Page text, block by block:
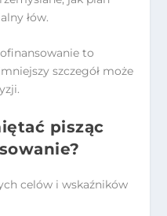
łów.
to
szczegół może
pisząc
celów i wskaźników